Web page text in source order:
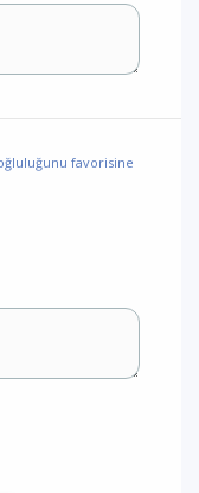
favorisine